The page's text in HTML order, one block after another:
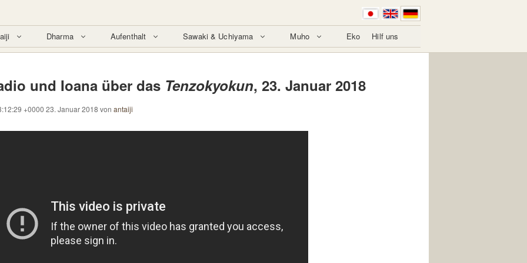
Dharma Aufenthalt Sawaki & Uchiyama Muho Eko Hilf uns
und Ioana über das Tenzokyokun, 23. Januar 2018
+0000 23. Januar 2018 von antaiji